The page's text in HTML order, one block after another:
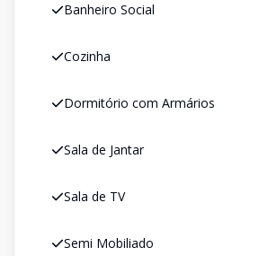
Banheiro Social
Cozinha
Dormitório com Armários
Sala de Jantar
Sala de TV
Semi Mobiliado